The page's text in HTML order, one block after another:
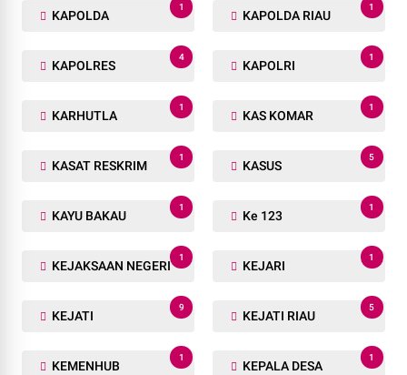
KAPOLDA
1
KAPOLDA RIAU
1
KAPOLRES
4
KAPOLRI
1
KARHUTLA
1
KAS KOMAR
1
KASAT RESKRIM
1
KASUS
5
KAYU BAKAU
1
Ke 123
1
KEJAKSAAN NEGERI
1
KEJARI
1
KEJATI
9
KEJATI RIAU
5
KEMENHUB
1
KEPALA DESA
1